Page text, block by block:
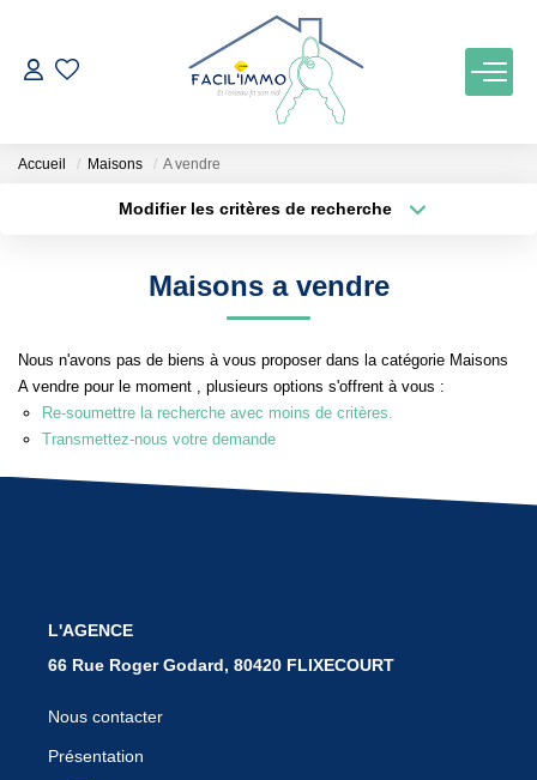
ACCUEIL
Qui Sommes Nous
Notre Équipe
CONTACT
Accueil Maisons A vendre
Modifier les critères de recherche
Plus de critères Créer une alerte
Maisons a vendre
Nous n'avons pas de biens à vous proposer dans la catégorie Maisons
A vendre pour le moment , plusieurs options s'offrent à vous :
Re-soumettre la recherche avec moins de critères.
Transmettez-nous votre demande
L'AGENCE
66 Rue Roger Godard, 80420 FLIXECOURT
Nous contacter
Présentation